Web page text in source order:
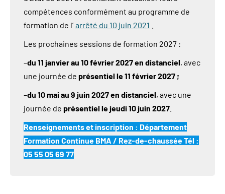
compétences conformément au programme de
formation de l’ arrêté du 10 juin 2021
Les prochaines sessions de formation 2027 :
–du 11 janvier au 10 février 2027 en distanciel, avec
une journée de présentiel le 11 février 2027 ;
–du 10 mai au 9 juin 2027 en distanciel, avec une
journée de présentiel le jeudi 10 juin 2027
Renseignements et inscription : Département
Formation Continue BMA / Rez-de-chaussée Tél :
05 55 05 69 77